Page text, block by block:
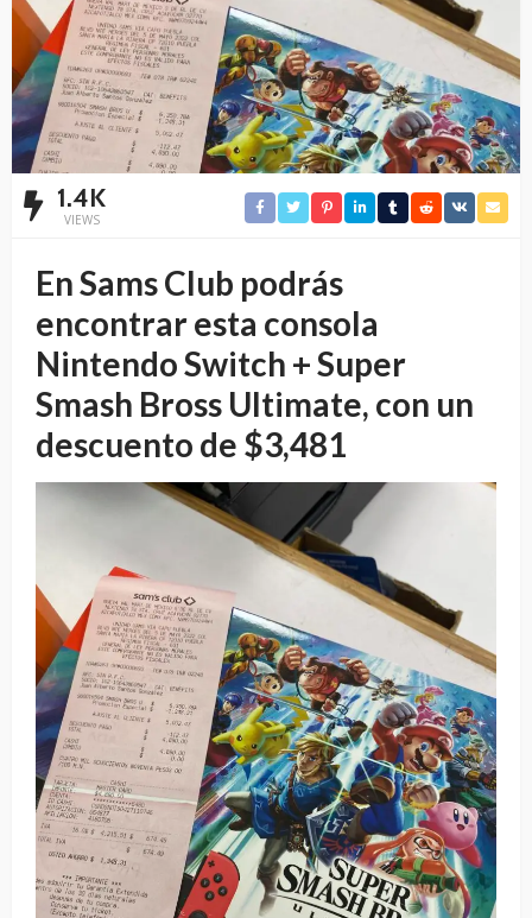
1.4K
VIEWS
En Sams Club podrás
encontrar esta consola
Nintendo Switch + Super
Smash Bross Ultimate, con un
descuento de $3,481